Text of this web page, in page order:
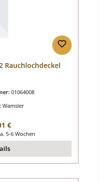
Rauchlochdeckel
01064008
Wamsler
Preis:
€
5-6 Wochen